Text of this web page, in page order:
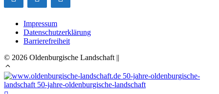
Impressum
Datenschutzerklärung
Barrierefreiheit
© 2026 Oldenburgische Landschaft ||